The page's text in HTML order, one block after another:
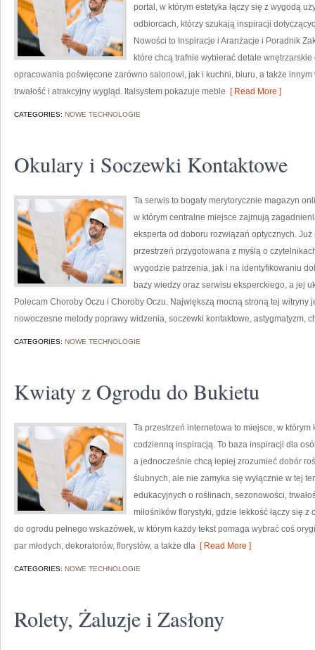
portal, w którym estetyka łączy się z wygodą
odbiorcach, którzy szukają inspiracji
Nowości to Inspiracje i Aranżacje i Poradnik
które chcą trafnie wybierać detale
opracowania poświęcone zarówno salonowi, jak i kuchni, biuru, a także
trwałość i atrakcyjny wygląd. Italsystem pokazuje meble [ Read More ]
CATEGORIES: NOWE TECHNOLOGIE
Okulary i Soczewki Kontaktowe
Ta serwis to bogaty merytorycznie magazyn
w którym centralne miejsce zajmują
eksperta od doboru rozwiązań optycznych.
przestrzeń przygotowana z myślą o
wygodzie patrzenia, jak i na identyfikowaniu
bazy wiedzy oraz serwisu eksperckiego, a jej
Polecam Choroby Oczu i Choroby Oczu. Największą mocną stroną tej witryny
nowoczesne metody poprawy widzenia, soczewki kontaktowe, astygmatyzm,
CATEGORIES: NOWE TECHNOLOGIE
Kwiaty z Ogrodu do Bukietu
Ta przestrzeń internetowa to miejsce, w
codzienną inspiracją. To baza inspiracji dla
a jednocześnie chcą lepiej zrozumieć dobór
ślubnych, ale nie zamyka się wyłącznie w tej
edukacyjnych o roślinach, sezonowości,
miłośników florystyki, gdzie lekkość łączy się
do ogrodu pełnego wskazówek, w którym każdy tekst pomaga wybrać coś
par młodych, dekoratorów, florystów, a także dla [ Read More ]
CATEGORIES: NOWE TECHNOLOGIE
Rolety, Żaluzje i Zasłony